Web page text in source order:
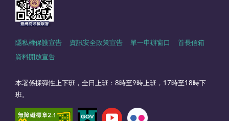
隱私權保護宣告 資訊安全政策宣告 單一申辦窗口 首長信箱
資料開放宣告
本署係採彈性上下班，全日上班：8時至9時上班，17時至18時下
班。